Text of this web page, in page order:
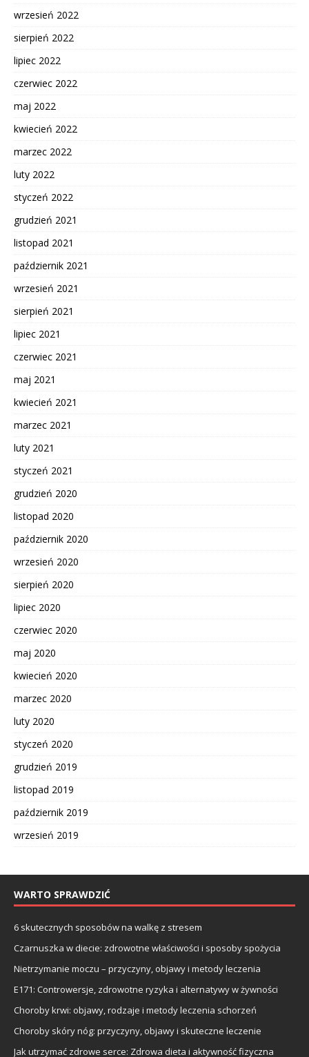
wrzesień 2022
sierpień 2022
lipiec 2022
czerwiec 2022
maj 2022
kwiecień 2022
marzec 2022
luty 2022
styczeń 2022
grudzień 2021
listopad 2021
październik 2021
wrzesień 2021
sierpień 2021
lipiec 2021
czerwiec 2021
maj 2021
kwiecień 2021
marzec 2021
luty 2021
styczeń 2021
grudzień 2020
listopad 2020
październik 2020
wrzesień 2020
sierpień 2020
lipiec 2020
czerwiec 2020
maj 2020
kwiecień 2020
marzec 2020
luty 2020
styczeń 2020
grudzień 2019
listopad 2019
październik 2019
wrzesień 2019
WARTO SPRAWDZIĆ
6 skutecznych sposobów na walkę z stresem
Czarnuszka w diecie: zdrowotne właściwości i sposoby spożycia
Nietrzymanie moczu – przyczyny, objawy i metody leczenia
E171: Controwersje, zdrowotne ryzyka i alternatywy w żywności
Choroby krwi: objawy, rodzaje i metody leczenia schorzeń
Choroby skóry nóg: przyczyny, objawy i skuteczne leczenie
Jak utrzymać zdrowe serce: Zdrowa dieta i aktywność fizyczna